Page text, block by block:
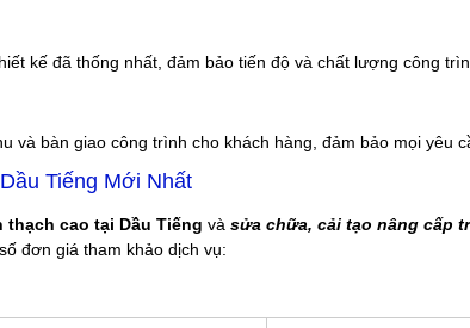
kế đã thống nhất, đảm bảo tiến độ và chất lượng công
và bàn giao công trình cho khách hàng, đảm bảo mọi yêu
Tiếng Mới Nhất
thạch cao tại Dầu Tiếng và sửa chữa, cải tạo nâng cấp
đơn giá tham khảo dịch vụ: